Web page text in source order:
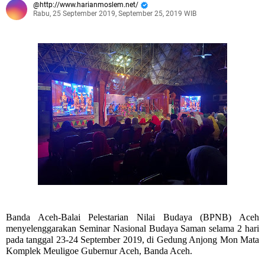
http://www.harianmoslem.net/
Rabu, 25 September 2019, September 25, 2019 WIB
Banda Aceh-Balai Pelestarian Nilai Budaya (BPNB) Aceh
menyelenggarakan Seminar Nasional Budaya Saman selama 2 hari
pada tanggal 23-24 September 2019, di Gedung Anjong Mon Mata
Komplek Meuligoe Gubernur Aceh, Banda Aceh.